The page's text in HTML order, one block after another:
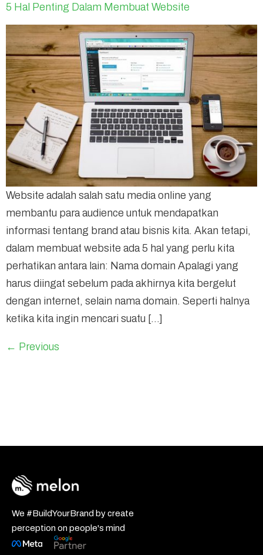
5 Hal Penting Dalam Membuat Website
Website adalah salah satu media online yang
membantu para audience untuk mendapatkan
informasi tentang brand atau bisnis kita. Akan tetapi,
dalam membuat website ada 5 hal yang perlu kita
perhatikan antara lain: Nama domain Apalagi yang
harus diingat sebelum pada akhirnya kita bergelut
dengan internet, selain nama domain. Seperti halnya
ketika kita ingin mencari suatu […]
← Previous
We #BuildYourBrand by create
perception on people's mind